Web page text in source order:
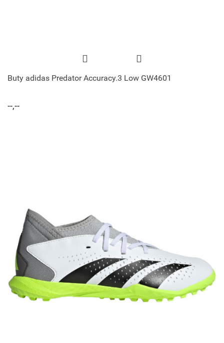
Buty adidas Predator Accuracy.3 Low GW4601
--,--